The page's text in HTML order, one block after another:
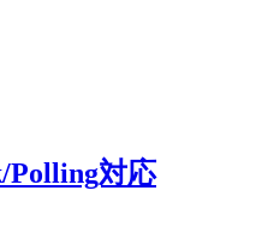
Polling対応